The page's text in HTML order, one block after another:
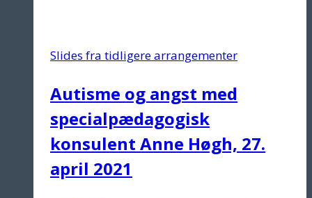
specialpædagogisk
Anne
Høgh,
31.
marts
2021
Slides fra tidligere arrangementer
Autisme og angst med
specialpædagogisk
konsulent Anne Høgh, 27.
april 2021